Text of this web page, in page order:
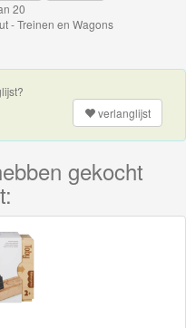
20
- Treinen en Wagons
verlanglijst
gekocht